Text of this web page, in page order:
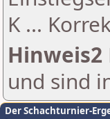
K ...
Hinweis2
und sind
Der Schachturnier-